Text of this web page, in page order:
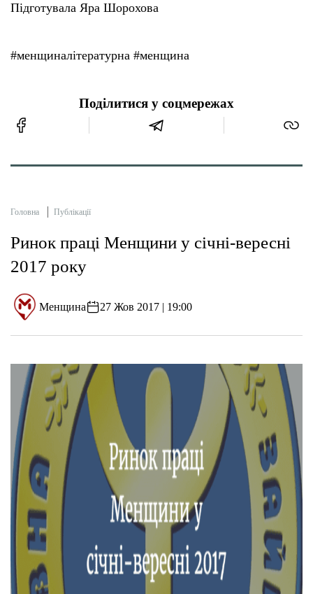
Підготувала Яра Шорохова
#менщиналітературна #менщина
Поділитися у соцмережах
Головна Публікації
Ринок праці Менщини у січні-вересні
2017 року
Менщина 27 Жов 2017 | 19:00